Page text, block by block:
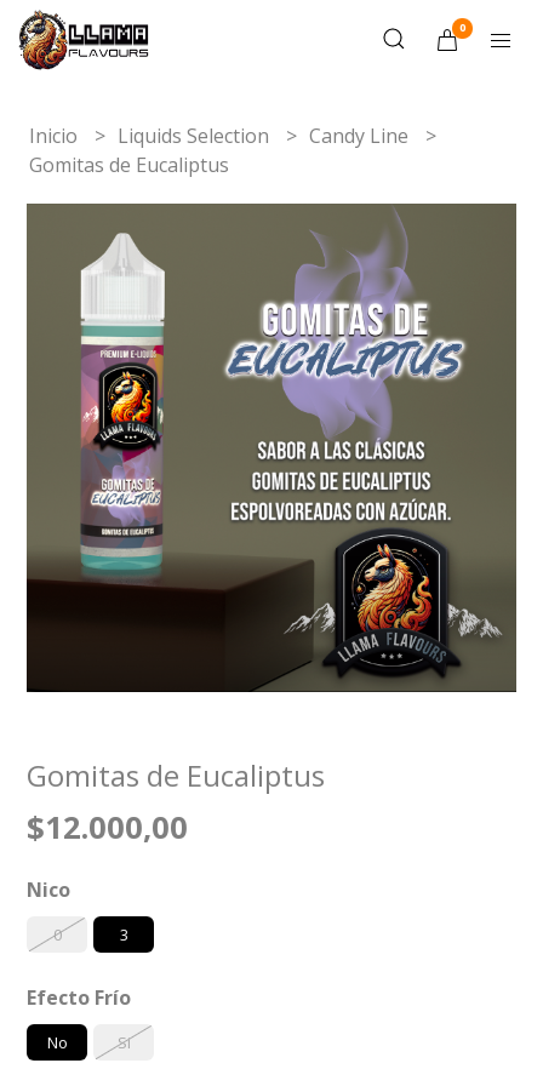
0
Inicio Liquids Selection
Candy Line
Gomitas de Eucaliptus
Gomitas de Eucaliptus
$12.000,00
Nico
0 3
Efecto Frío
No Si